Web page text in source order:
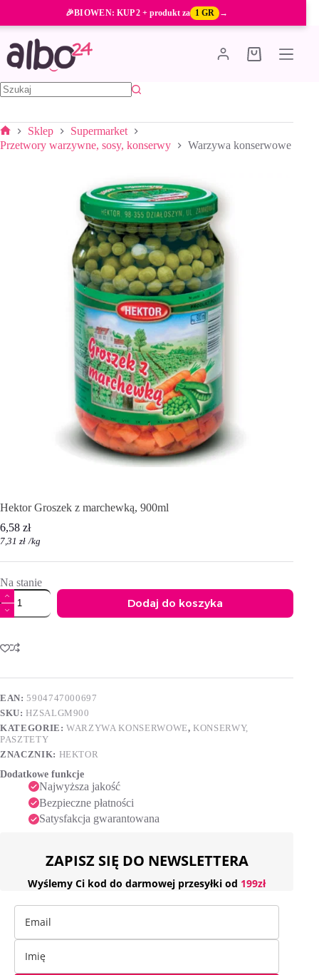
treści
🎉BIOWEN: KUP 2 + produkt za 1 GR →
Koszyk
Strona
Sklep
Supermarket
Przetwory warzywne, sosy, konserwy
Warzywa konserwowe
Hektor Groszek z marchewką, 900ml
6,58 zł
7,31 zł /kg
Na stanie
ilość
Hektor
Groszek
marchewką,
900ml
Dodaj do koszyka
t
r
a
t
i
v
e
EAN:5904747000697
SKU:HZSALGM900
KATEGORIE:WARZYWA KONSERWOWE,KONSERWY,
PASZTETY
ZNACZNIK: HEKTOR
Dodatkowe funkcje
Najwyższa jakość
Bezpieczne płatności
Satysfakcja gwarantowana
ZAPISZ SIĘ DO NEWSLETTERA
Wyślemy Ci kod do darmowej przesyłki od 199zł